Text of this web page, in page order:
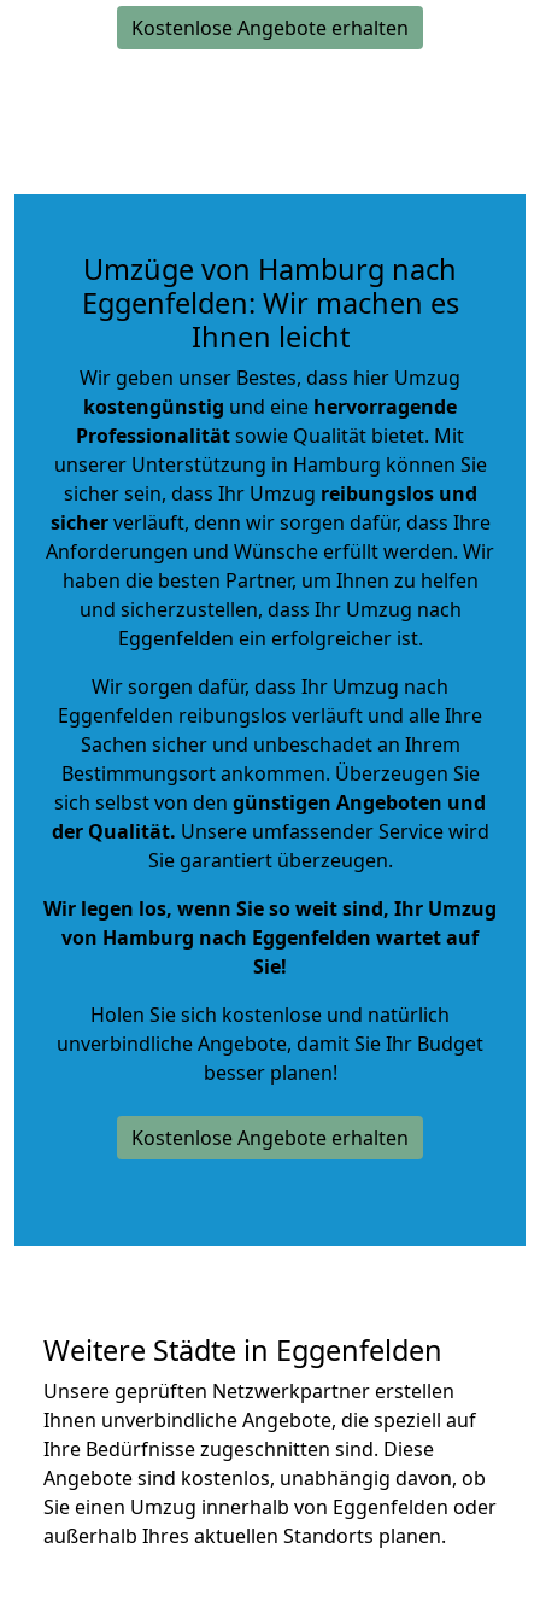
Kostenlose Angebote erhalten
Umzüge von Hamburg nach
Eggenfelden: Wir machen es
Ihnen leicht
Wir geben unser Bestes, dass hier Umzug
kostengünstig und eine hervorragende
Professionalitätsowie Qualität bietet. Mit
unserer Unterstützung in Hamburg können Sie
sicher sein, dass Ihr Umzug reibungslos und
sicherverläuft, denn wir sorgen dafür, dass Ihre
Anforderungen und Wünsche erfüllt werden. Wir
haben die besten Partner, um Ihnen zu helfen
und sicherzustellen, dass Ihr Umzug nach
Eggenfelden ein erfolgreicher ist.
Wir sorgen dafür, dass Ihr Umzug nach
Eggenfelden reibungslos verläuft und alle Ihre
Sachen sicher und unbeschadet an Ihrem
Bestimmungsort ankommen. Überzeugen Sie
sich selbst von den günstigen Angeboten und
der Qualität. Unsere umfassender Service wird
Sie garantiert überzeugen.
Wir legen los, wenn Sie so weit sind, Ihr Umzug
von Hamburg nach Eggenfelden wartet auf
Sie!
Holen Sie sich kostenlose und natürlich
unverbindliche Angebote, damit Sie Ihr Budget
besser planen!
Kostenlose Angebote erhalten
Weitere Städte in Eggenfelden
Unsere geprüften Netzwerkpartner erstellen
Ihnen unverbindliche Angebote, die speziell auf
Ihre Bedürfnisse zugeschnitten sind. Diese
Angebote sind kostenlos, unabhängig davon, ob
Sie einen Umzug innerhalb von Eggenfelden oder
außerhalb Ihres aktuellen Standorts planen.